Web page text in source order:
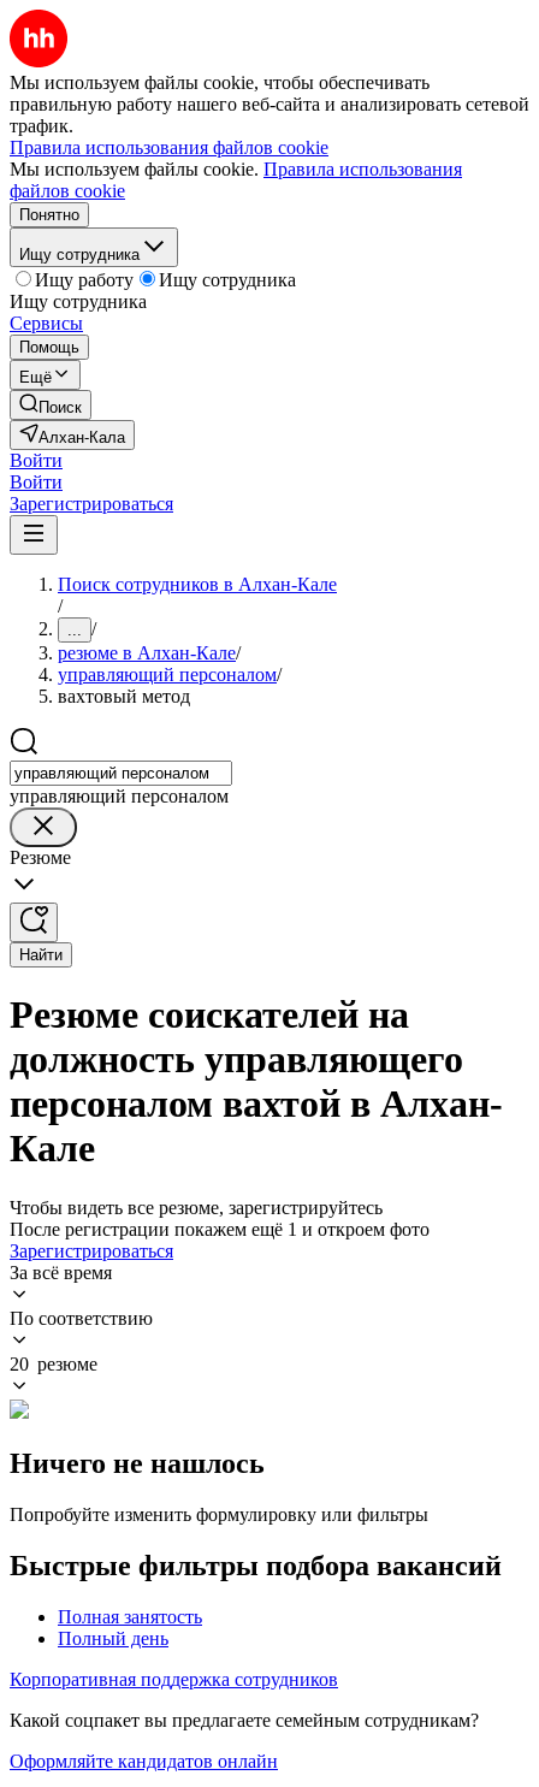
Мы используем файлы cookie, чтобы обеспечивать
правильную работу нашего веб-сайта и анализировать сетевой
трафик.
Правила использования файлов cookie
Мы используем файлы cookie. Правила использования
файлов cookie
Понятно
Ищу сотрудника
Ищу работу
Ищу сотрудника
Ищу сотрудника
Сервисы
Помощь
Ещё
Поиск
Алхан-Кала
Войти
Войти
Зарегистрироваться
Поиск сотрудников в Алхан-Кале
/
... /
резюме в Алхан-Кале/
управляющий персоналом/
вахтовый метод
управляющий персоналом
Резюме
Найти
Резюме соискателей на
должность управляющего
персоналом вахтой в Алхан-
Кале
Чтобы видеть все резюме, зарегистрируйтесь
После регистрации покажем ещё 1 и откроем фото
Зарегистрироваться
За всё время
По соответствию
20 резюме
Ничего не нашлось
Попробуйте изменить формулировку или фильтры
Быстрые фильтры подбора вакансий
Полная занятость
Полный день
Корпоративная поддержка сотрудников
Какой соцпакет вы предлагаете семейным сотрудникам?
Оформляйте кандидатов онлайн